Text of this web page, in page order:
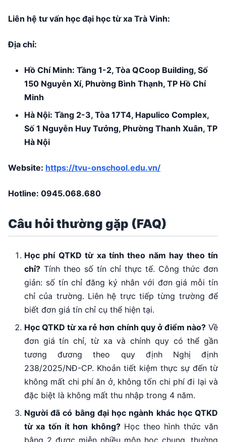
Liên hệ tư vấn học đại học từ xa Trà Vinh:
Địa chỉ:
Hồ Chí Minh: Tầng 1-2, Tòa QCoop Building, Số
150 Nguyễn Xí, Phường Bình Thạnh, TP Hồ Chí
Minh
Hà Nội: Tầng 2-3, Tòa 17T4, Hapulico Complex,
Số 1 Nguyễn Huy Tưởng, Phường Thanh Xuân, TP
Hà Nội
Website: https://tvu-onschool.edu.vn/
Hotline: 0945.068.680
Câu hỏi thường gặp (FAQ)
Học phí QTKD từ xa tính theo năm hay theo tín
chỉ? Tính theo số tín chỉ thực tế. Công thức đơn
giản: số tín chỉ đăng ký nhân với đơn giá mỗi tín
chỉ của trường. Liên hệ trực tiếp từng trường để
biết đơn giá tín chỉ cụ thể hiện tại.
Học QTKD từ xa rẻ hơn chính quy ở điểm nào?Về
đơn giá tín chỉ, từ xa và chính quy có thể gần
tương đương theo quy định Nghị định
238/2025/NĐ-CP. Khoản tiết kiệm thực sự đến từ
không mất chi phí ăn ở, không tốn chi phí đi lại và
đặc biệt là không mất thu nhập trong 4 năm.
Người đã có bằng đại học ngành khác học QTKD
từ xa tốn ít hơn không?Học theo hình thức văn